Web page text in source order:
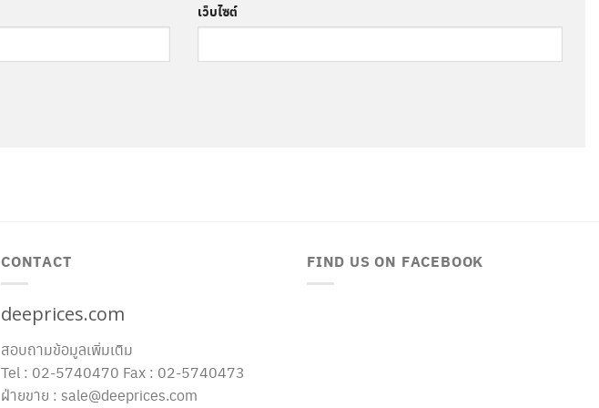
เว็บไซต์
CONTACT
deeprices.com
สอบถามข้อมูลเพิ่มเติม
Tel : 02-5740470 Fax : 02-5740473
ฝ่ายขาย : sale@deeprices.com
FIND US ON FACEBOOK